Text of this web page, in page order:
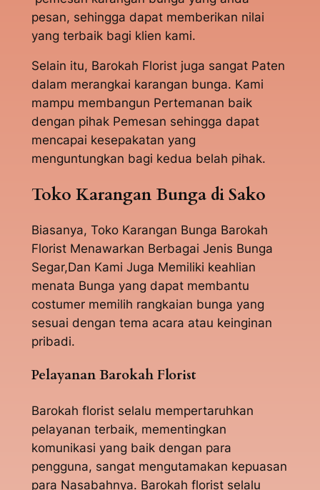
pesan, sehingga dapat memberikan nilai
yang terbaik bagi klien kami.
Selain itu, Barokah Florist juga sangat Paten
dalam merangkai karangan bunga. Kami
mampu membangun Pertemanan baik
dengan pihak Pemesan sehingga dapat
mencapai kesepakatan yang
menguntungkan bagi kedua belah pihak.
Toko Karangan Bunga di Sako
Biasanya, Toko Karangan Bunga Barokah
Florist Menawarkan Berbagai Jenis Bunga
Segar,Dan Kami Juga Memiliki keahlian
menata Bunga yang dapat membantu
costumer memilih rangkaian bunga yang
sesuai dengan tema acara atau keinginan
pribadi.
Pelayanan Barokah Florist
Barokah florist selalu mempertaruhkan
pelayanan terbaik, mementingkan
komunikasi yang baik dengan para
pengguna, sangat mengutamakan kepuasan
para Nasabahnya. Barokah florist selalu